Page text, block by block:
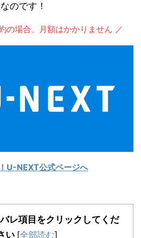
のです！
の場合、月額はかかりません ／
U-NEXT公式ページへ
レ項目をクリックしてくだ
い [全部読む]